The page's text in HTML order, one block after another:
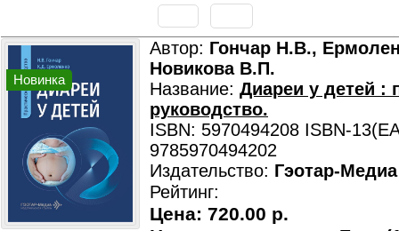
Новинка
Автор: Гончар Н.В.,
Новикова В.П.
Название: Диареи у детей :
руководство.
ISBN: 5970494208 ISBN-
9785970494202
Издательство: Гэотар-Медиа
Рейтинг:
Цена: 720.00 р.